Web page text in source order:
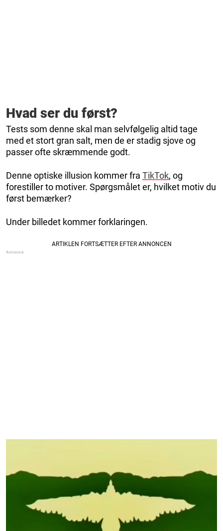
Hvad ser du først?
Tests som denne skal man selvfølgelig altid tage
med et stort gran salt, men de er stadig sjove og
passer ofte skræmmende godt.
Denne optiske illusion kommer fra TikTok, og
forestiller to motiver. Spørgsmålet er, hvilket motiv du
først bemærker?
Under billedet kommer forklaringen.